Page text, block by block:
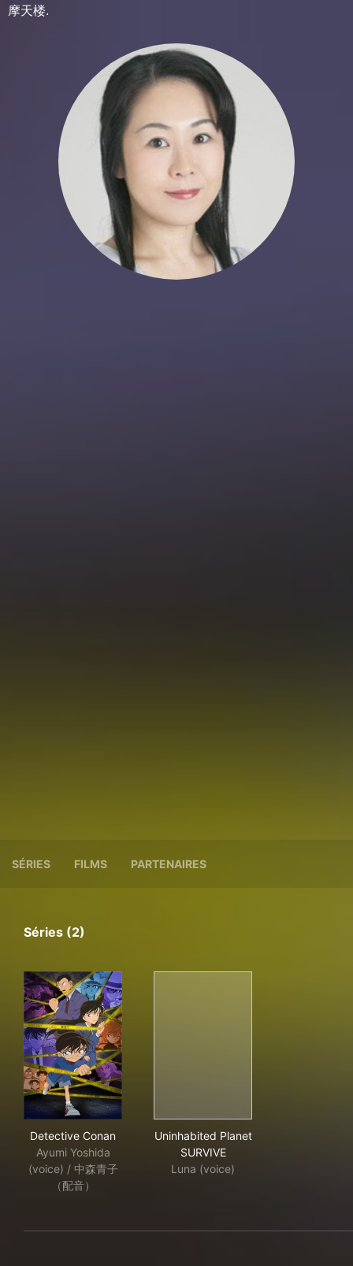
摩天楼.
SÉRIES FILMS PARTENAIRES
Séries (2)
Detective Conan
Ayumi Yoshida
(voice) / 中森青子
（配音）
Uninhabited Planet
SURVIVE
Luna (voice)